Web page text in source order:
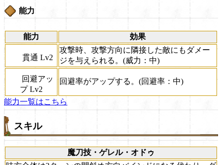
能力
能力 効果
貫通 Lv2
攻撃時、攻撃方向に隣接した敵にもダメー
ジを与えられる。(威力：中)
回避アッ
プ Lv2
回避率がアップする。(回避率：中)
能力一覧はこちら
スキル
魔刀技・ゲレル・オドゥ